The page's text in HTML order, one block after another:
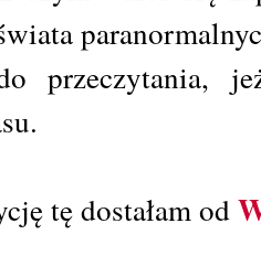
przeczytania,
tę dostałam od